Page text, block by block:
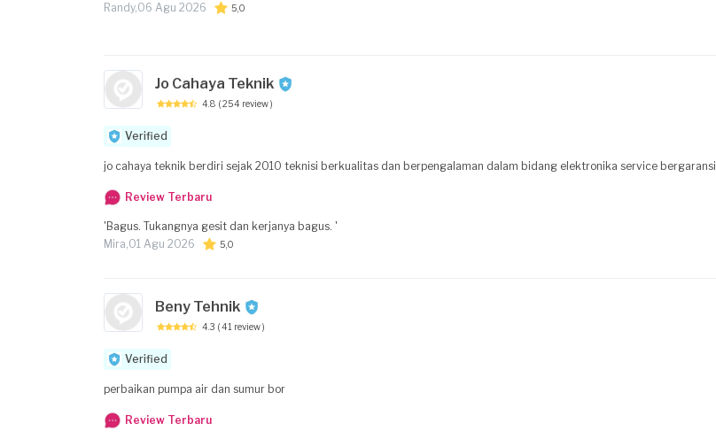
Randy,06 Agu 2026 5,0
Jo Cahaya Teknik
4.8 ( 254 review )
Verified
jo cahaya teknik berdiri sejak 2010 teknisi berkualitas dan berpengalaman dalam bidang elektronika service bergaransi
Review Terbaru
'Bagus. Tukangnya gesit dan kerjanya bagus. '
Mira,01 Agu 2026 5,0
Beny Tehnik
4.3 ( 41 review )
Verified
perbaikan pumpa air dan sumur bor
Review Terbaru